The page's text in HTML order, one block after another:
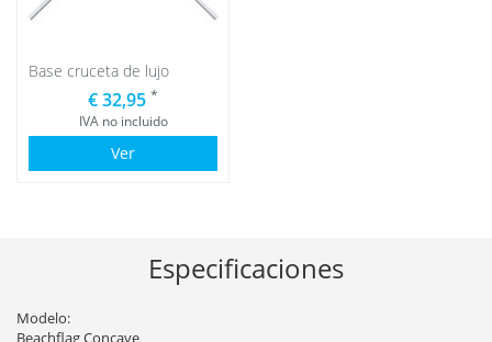
Base cruceta de lujo
€ 32,95 *
IVA no incluido
Ver
Especificaciones
Modelo:
Beachflag Concave